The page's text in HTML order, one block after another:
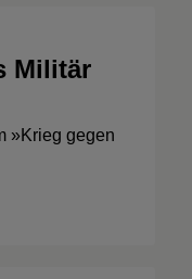
Militär
»Krieg gegen